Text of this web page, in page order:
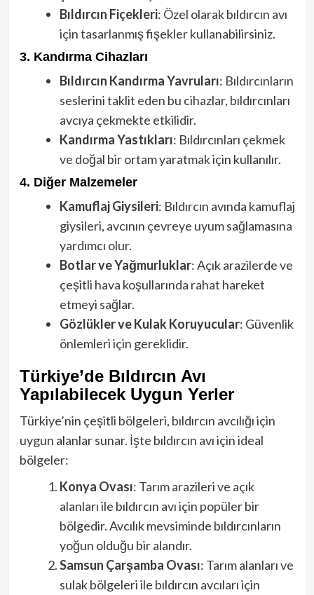
Bıldırcın Fiçekleri: Özel olarak bıldırcın avı
için tasarlanmış fişekler kullanabilirsiniz.
3. Kandırma Cihazları
Bıldırcın Kandırma Yavruları: Bıldırcınların
seslerini taklit eden bu cihazlar, bıldırcınları
avcıya çekmekte etkilidir.
Kandırma Yastıkları: Bıldırcınları çekmek
ve doğal bir ortam yaratmak için kullanılır.
4. Diğer Malzemeler
Kamuflaj Giysileri: Bıldırcın avında kamuflaj
giysileri, avcının çevreye uyum sağlamasına
yardımcı olur.
Botlar ve Yağmurluklar: Açık arazilerde ve
çeşitli hava koşullarında rahat hareket
etmeyi sağlar.
Gözlükler ve Kulak Koruyucular: Güvenlik
önlemleri için gereklidir.
Türkiye’de Bıldırcın Avı
Yapılabilecek Uygun Yerler
Türkiye’nin çeşitli bölgeleri, bıldırcın avcılığı için
uygun alanlar sunar. İşte bıldırcın avı için ideal
bölgeler:
Konya Ovası: Tarım arazileri ve açık
alanları ile bıldırcın avı için popüler bir
bölgedir. Avcılık mevsiminde bıldırcınların
yoğun olduğu bir alandır.
Samsun Çarşamba Ovası: Tarım alanları ve
sulak bölgeleri ile bıldırcın avcıları için